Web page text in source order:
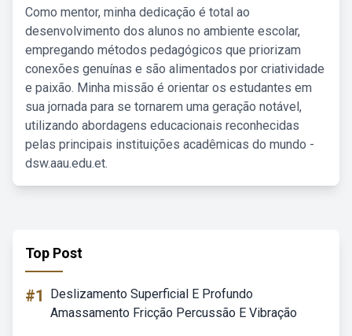
Como mentor, minha dedicação é total ao
desenvolvimento dos alunos no ambiente escolar,
empregando métodos pedagógicos que priorizam
conexões genuínas e são alimentados por criatividade
e paixão. Minha missão é orientar os estudantes em
sua jornada para se tornarem uma geração notável,
utilizando abordagens educacionais reconhecidas
pelas principais instituições acadêmicas do mundo -
dsw.aau.edu.et.
Top Post
#1
Deslizamento Superficial E Profundo
Amassamento Fricção Percussão E Vibração